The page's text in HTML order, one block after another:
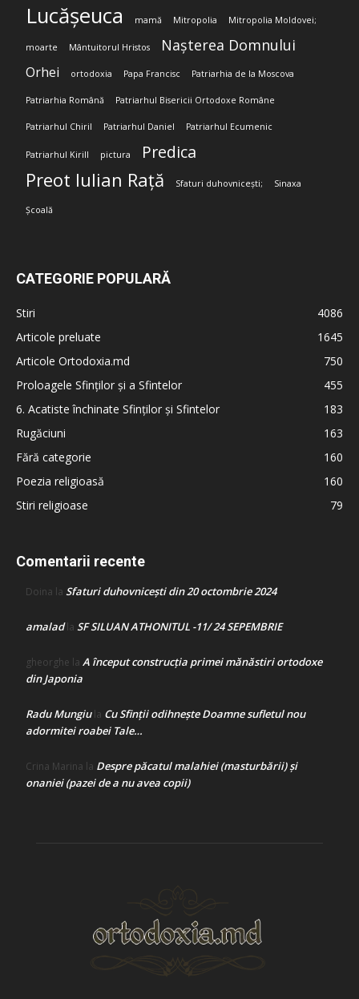
Lucășeuca mamă Mitropolia Mitropolia Moldovei;
moarte Mântuitorul Hristos Nașterea Domnului
Orhei ortodoxia Papa Francisc Patriarhia de la Moscova
Patriarhia Română Patriarhul Bisericii Ortodoxe Române
Patriarhul Chiril Patriarhul Daniel Patriarhul Ecumenic
Patriarhul Kirill pictura Predica
Preot Iulian Rață Sfaturi duhovnicești; Sinaxa
Școală
CATEGORIE POPULARĂ
Stiri
4086
Articole preluate
1645
Articole Ortodoxia.md
750
Proloagele Sfinților și a Sfintelor
455
6. Acatiste închinate Sfinților și Sfintelor
183
Rugăciuni
163
Fără categorie
160
Poezia religioasă
160
Stiri religioase
79
Comentarii recente
Doina la Sfaturi duhovnicești din 20 octombrie 2024
amaladla SF SILUAN ATHONITUL -11/ 24 SEPEMBRIE
gheorghe la A început construcţia primei mănăstiri ortodoxe
din Japonia
Radu Mungiula Cu Sfinții odihnește Doamne sufletul nou
adormitei roabei Tale…
Crina Marina la Despre păcatul malahiei (masturbării) şi
onaniei (pazei de a nu avea copii)